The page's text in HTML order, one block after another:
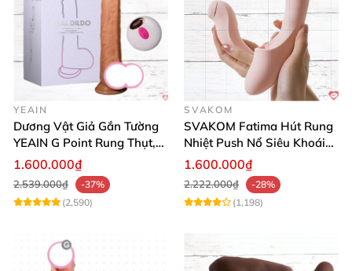
YEAIN
Dương Vật Giả Gắn Tường
YEAIN G Point Rung Thụt,
Tỏa Nhiệt, Điều Khiển Xa
1.600.000₫
2.539.000₫
-37%
(2,590)
SVAKOM
SVAKOM Fatima Hút Rung
Nhiệt Push Nổ Siêu Khoái
Lạc
1.600.000₫
2.222.000₫
-28%
(1,198)